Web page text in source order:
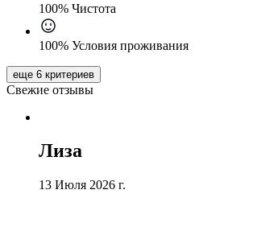
100% Чистота
100% Условия проживания
еще 6 критериев
Свежие отзывы
Лиза
13 Июля 2026 г.